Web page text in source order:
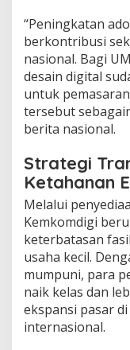
​“Peningkatan
berkontribusi
nasional. Bagi
desain digital
untuk
tersebut
berita nasional.
​Strategi
Ketahanan
​Melalui
Kemkomdigi
keterbatasan
usaha kecil.
mumpuni, para
naik kelas dan
ekspansi pasar
internasional.